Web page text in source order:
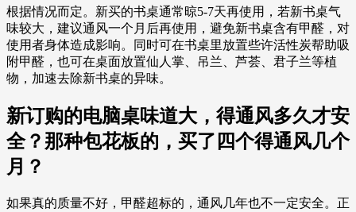
根据情况而定。新买的书桌通常晾5-7天再使用，若新书桌气
味较大，建议通风一个月后再使用，避免新书桌含有甲醛，对
使用者身体造成影响。同时可在书桌里放置些许活性炭帮助吸
附甲醛，也可在桌面放置仙人掌、吊兰、芦荟、君子兰等植
物，加速去除新书桌的异味。
新订购的电脑桌味道大，得通风多久才安
全？那种包花板的，买了四个得通风几个
月？
如果真的质量不好，甲醛超标的，通风几年也不一定安全。正